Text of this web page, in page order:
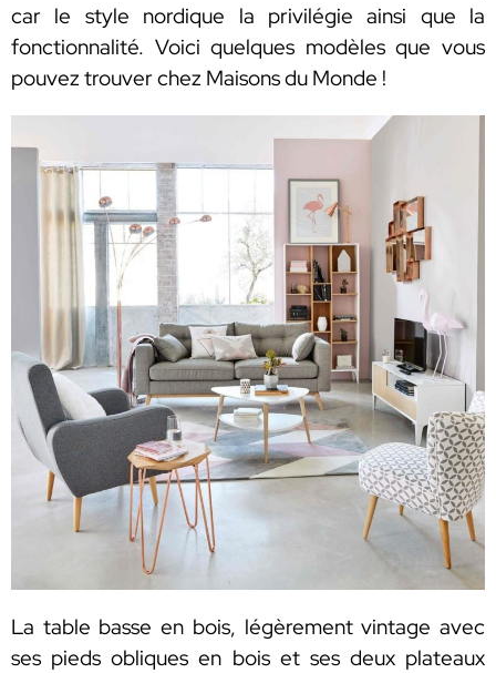
car le style nordique la privilégie ainsi que la
fonctionnalité. Voici quelques modèles que vous
pouvez trouver chez Maisons du Monde !
La table basse en bois, légèrement vintage avec
ses pieds obliques en bois et ses deux plateaux